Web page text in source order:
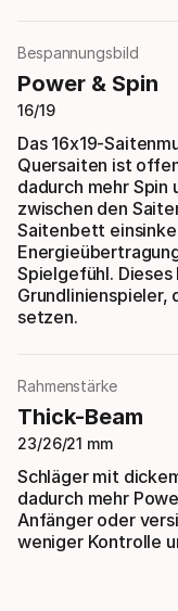
Bespannungsbild
Power & Spin
16/19
Das 16x19-
Quersaiten ist
dadurch mehr Spin
zwischen den
Saitenbett
Spielgefühl.
Grundlinienspieler,
setzen.
Rahmenstärke
Thick-Beam
23/26/21 mm
Schläger mit
dadurch mehr
Anfänger oder
weniger Kontrolle